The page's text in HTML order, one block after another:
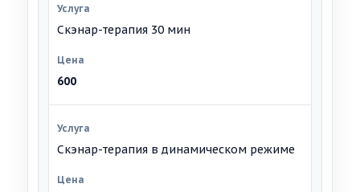
Скэнар-терапия 30 мин
600
Скэнар-терапия в динамическом режиме